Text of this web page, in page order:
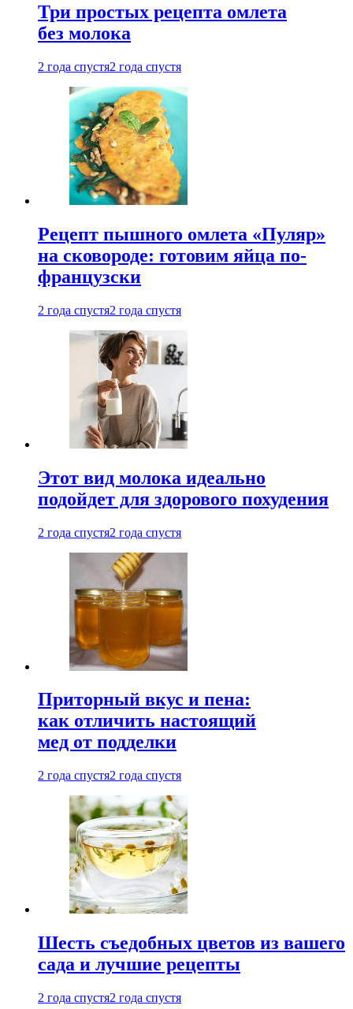
Три простых рецепта омлета
без молока
2 года спустя2 года спустя
Рецепт пышного омлета «Пуляр»
на сковороде: готовим яйца по-
французски
2 года спустя2 года спустя
Этот вид молока идеально
подойдет для здорового похудения
2 года спустя2 года спустя
Приторный вкус и пена:
как отличить настоящий
мед от подделки
2 года спустя2 года спустя
Шесть съедобных цветов из вашего
сада и лучшие рецепты
2 года спустя2 года спустя